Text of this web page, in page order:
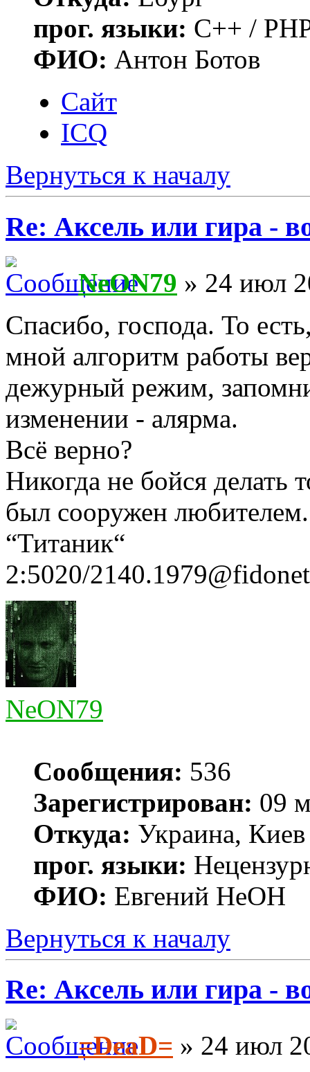
прог. языки: C++ /
ФИО: Антон Ботов
Сайт
ICQ
Вернуться к началу
Re: Аксель или гира -
NeON79 » 24 июл
Спасибо, господа. То
мной алгоритм работы
дежурный режим,
изменении - алярма.
Всё верно?
Никогда не бойся делать
был сооружен
“Титаник“
2:5020/2140.1979@fidonet
NeON79
Сообщения: 536
Зарегистрирован: 09
Откуда: Украина, Киев
прог. языки:
ФИО: Евгений НеОН
Вернуться к началу
Re: Аксель или гира -
=DeaD= » 24 июл